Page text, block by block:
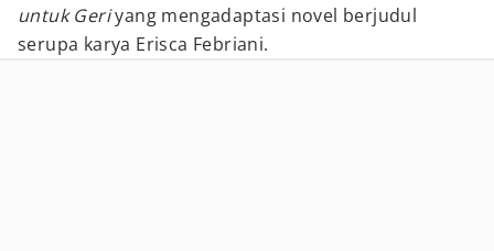
untuk Geriyang mengadaptasi novel berjudul
serupa karya Erisca Febriani.